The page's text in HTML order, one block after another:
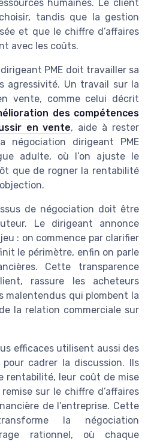
humaines. Le client
tandis que la gestion
et que le chiffre d’affaires
avec les coûts.
PME doit travailler sa
agressivité. Un travail sur la
vente, comme celui décrit
des compétences
en vente, aide à rester
négociation dirigeant PME
adulte, où l’on ajuste le
que de rogner la rentabilité
de négociation doit être
Le dirigeant annonce
: on commence par clarifier
le périmètre, enfin on parle
Cette transparence
rassure les acheteurs
malentendus qui plombent la
la relation commerciale sur
efficaces utilisent aussi des
cadrer la discussion. Ils
rentabilité, leur coût de mise
sur le chiffre d’affaires
de l’entreprise. Cette
la négociation
rationnel, où chaque